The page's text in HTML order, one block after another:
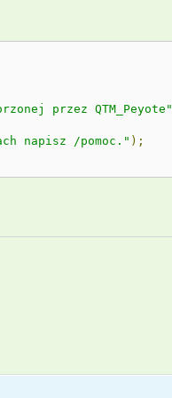
przez QTM_Peyote"
napisz /pomoc." );